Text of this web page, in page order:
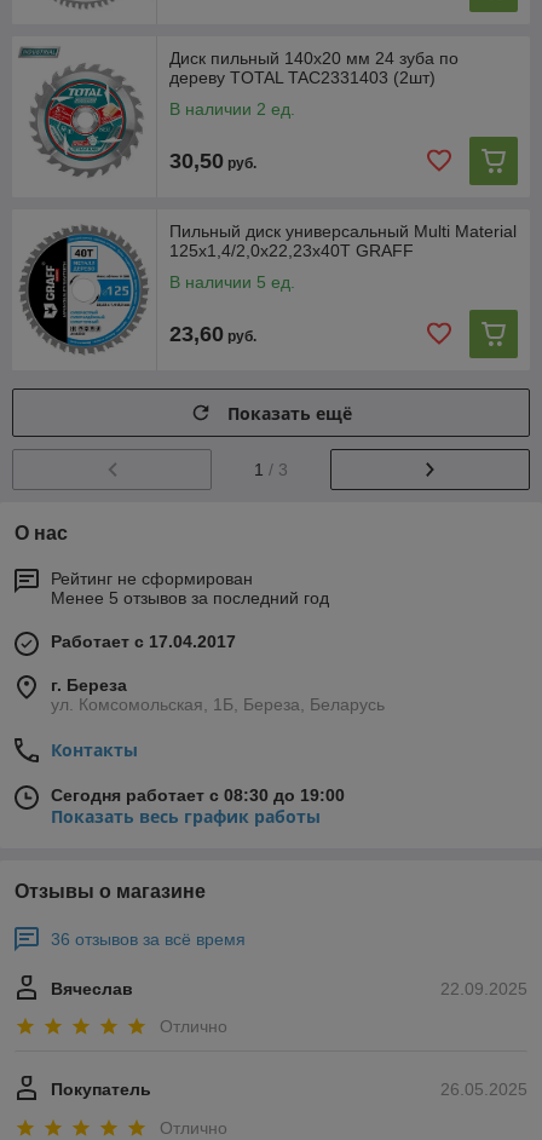
Диск пильный 140x20 мм 24 зуба по
дереву TOTAL TAC2331403 (2шт)
В наличии 2 ед.
30,50 руб.
Пильный диск универсальный Multi Material
125х1,4/2,0х22,23х40Т GRAFF
В наличии 5 ед.
23,60 руб.
Показать ещё
1 / 3
О нас
Рейтинг не сформирован
Менее 5 отзывов за последний год
Работает с 17.04.2017
г. Береза
ул. Комсомольская, 1Б, Береза, Беларусь
Контакты
Сегодня работает с 08:30 до 19:00
Показать весь график работы
Отзывы о магазине
36 отзывов за всё время
22.09.2025
Вячеслав
Отлично
26.05.2025
Покупатель
Отлично